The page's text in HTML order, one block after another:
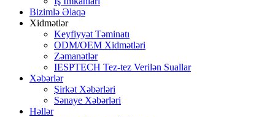
Bizimlə Əlaqə
Xidmətlər
Keyfiyyət Təminatı
ODM/OEM Xidmətləri
Zəmanətlər
IESPTECH Tez-tez Verilən Suallar
Xəbərlər
Şirkət Xəbərləri
Sənaye Xəbərləri
Həllər